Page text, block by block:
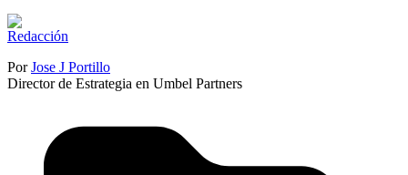
PorJose J Portillo
Director de Estrategia en Umbel Partners